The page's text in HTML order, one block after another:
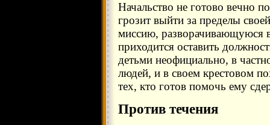
Начальство не готово вечно
грозит выйти за пределы
миссию, разворачивающуюся
приходится оставить
детьми неофициально, в
людей, и в своем крестовом
тех, кто готов помочь ему
Против течения